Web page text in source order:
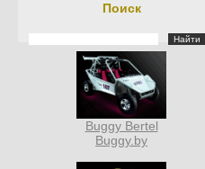
Поиск
Buggy Bertel
Buggy.by